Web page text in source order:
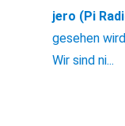
jero (Pi
gesehen
Wir sind ni...